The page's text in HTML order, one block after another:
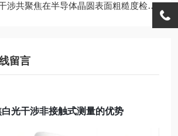
焦在半导体晶圆表面粗糙度检测中的应用与行业标准对标
留言
光干涉非接触式测量的优势